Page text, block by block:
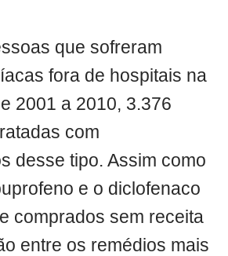
que sofreram
fora de hospitais na
2001 a 2010, 3.376
com
desse tipo. Assim como
e o diclofenaco
comprados sem receita
entre os remédios mais